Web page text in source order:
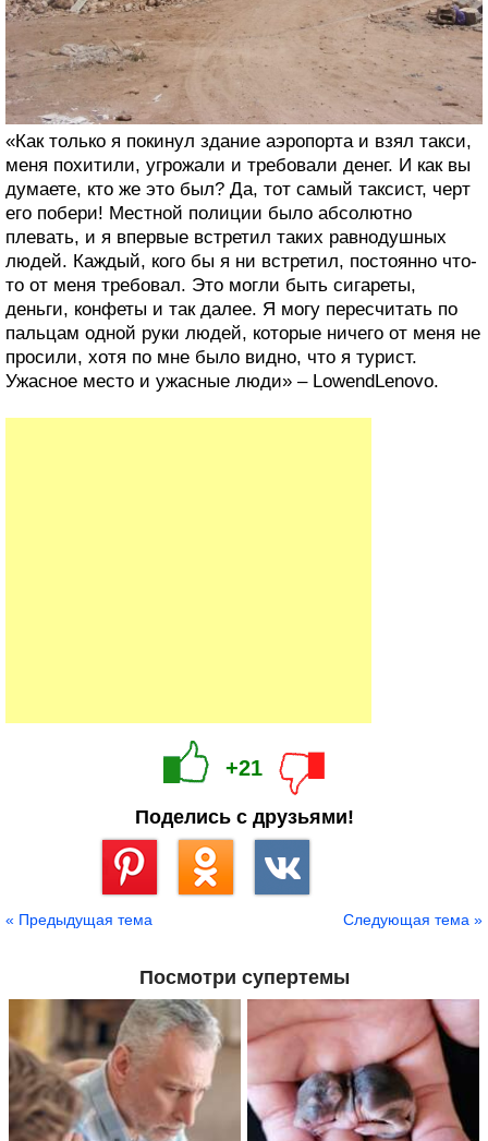
«Как только я покинул здание аэропорта и взял такси,
меня похитили, угрожали и требовали денег. И как вы
думаете, кто же это был? Да, тот самый таксист, черт
его побери! Местной полиции было абсолютно
плевать, и я впервые встретил таких равнодушных
людей. Каждый, кого бы я ни встретил, постоянно что-
то от меня требовал. Это могли быть сигареты,
деньги, конфеты и так далее. Я могу пересчитать по
пальцам одной руки людей, которые ничего от меня не
просили, хотя по мне было видно, что я турист.
Ужасное место и ужасные люди» – LowendLenovo.
+21
Поделись с друзьями!
« Предыдущая тема Следующая тема »
Посмотри супертемы